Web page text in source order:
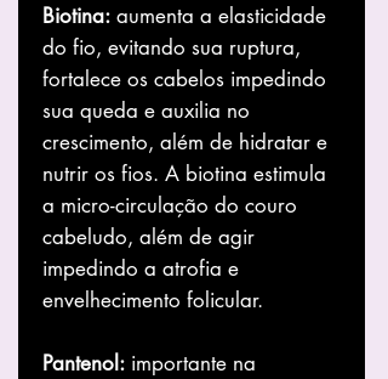
Biotina: aumenta a elasticidade
do fio, evitando sua ruptura,
fortalece os cabelos impedindo
sua queda e auxilia no
crescimento, além de hidratar e
nutrir os fios. A biotina estimula
a micro-circulação do couro
cabeludo, além de agir
impedindo a atrofia e
envelhecimento folicular.
Pantenol: importante na